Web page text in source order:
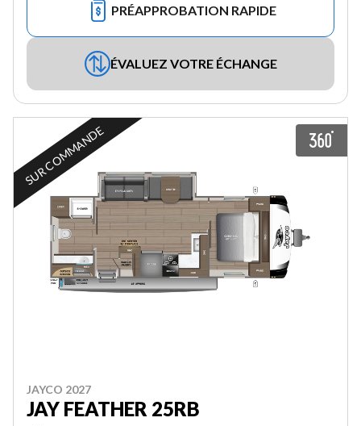
PRÉAPPROBATION RAPIDE
ÉVALUEZ VOTRE ÉCHANGE
SUR COMMANDE
JAYCO 2027
JAY FEATHER 25RB